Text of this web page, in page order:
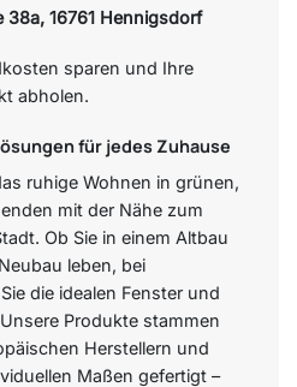
16761 Hennigsdorf
sparen und Ihre
abholen.
für jedes Zuhause
ruhige Wohnen in grünen,
mit der Nähe zum
Ob Sie in einem Altbau
leben, bei
die idealen Fenster und
Produkte stammen
Herstellern und
Maßen gefertigt –